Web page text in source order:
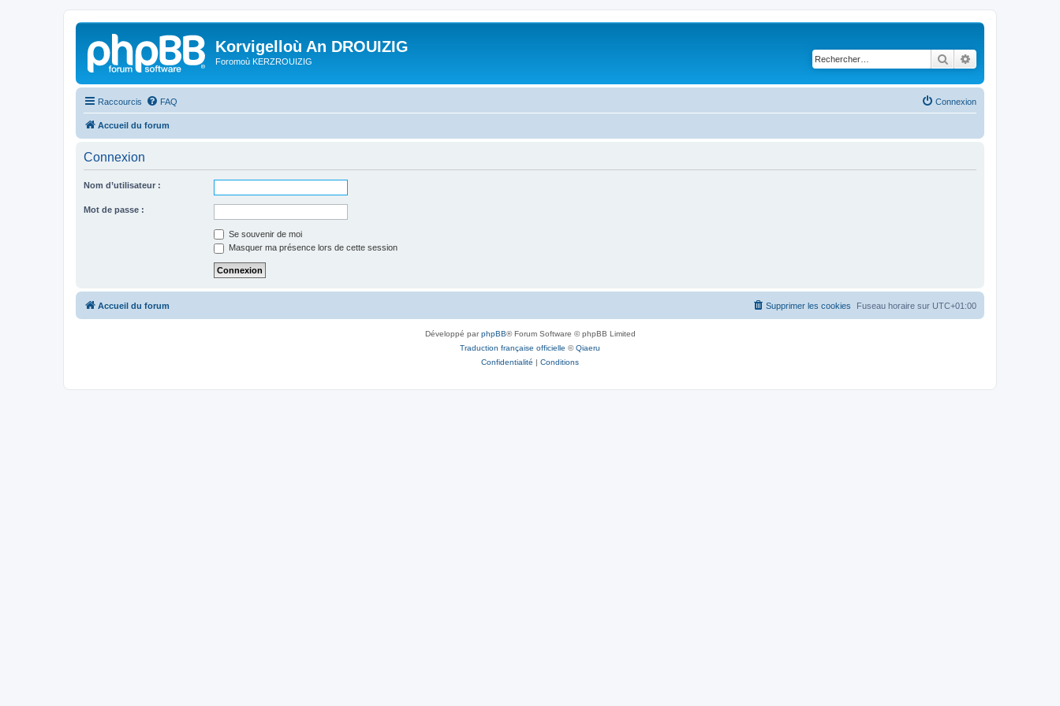
Korvigelloù An DROUIZIG
Foromoù KERZROUIZIG Rechercher
Raccourcis FAQ Connexion
Accueil du forum
Connexion
Nom d’utilisateur :
Mot de passe :
Se souvenir de moi
Masquer ma présence lors de cette session
Accueil du forum Fuseau horaire sur UTC+01:00
Supprimer les cookies
Développé parphpBB® Forum Software © phpBB Limited
Traduction française officielle ©Qiaeru
Confidentialité | Conditions